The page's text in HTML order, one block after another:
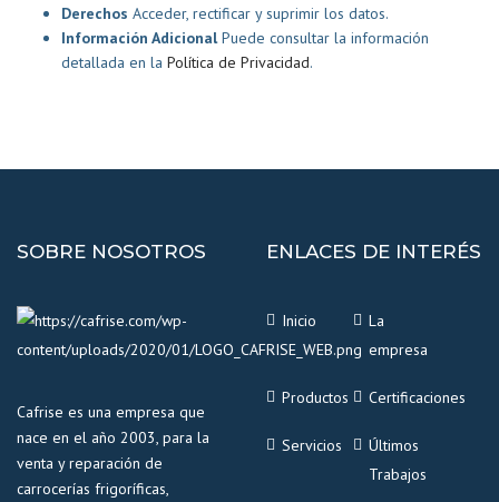
Derechos Acceder, rectificar y suprimir los datos.
Información AdicionalPuede consultar la información
detallada en la Política de Privacidad.
SOBRE NOSOTROS
Cafrise es una empresa que
nace en el año 2003, para la
venta y reparación de
carrocerías frigoríficas,
ENLACES DE INTERÉS
Inicio
La
empresa
Productos Certificaciones
Servicios
Últimos
Trabajos